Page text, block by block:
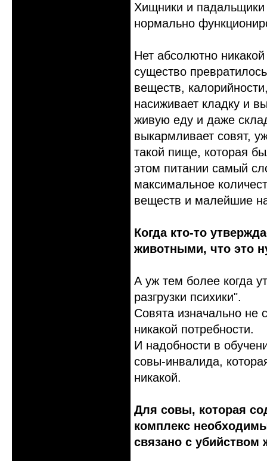
Хищники и падальщики
нормально
Нет абсолютно
существо
веществ,
насиживает кладку и
живую еду и даже
выкармливает совят,
такой пище, которая
этом питании самый
максимальное
веществ и малейшие
Когда кто-то
животными, что это
А уж тем более когда
разгрузки психики".
Совята изначально не
никакой потребности.
И надобности в
совы-инвалида,
никакой.
Для совы, которая
комплекс
связано с